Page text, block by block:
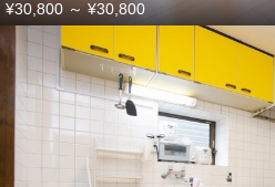
¥30,800 ～ ¥30,800